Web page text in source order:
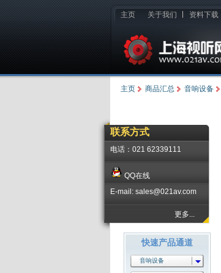
主页 关于我们 资料下载
主页 商品汇总 音响设备
联系方式
电话：021 62339111
QQ在线
E-mail: sales@021av.com
更多...
快速产品通道
音响设备